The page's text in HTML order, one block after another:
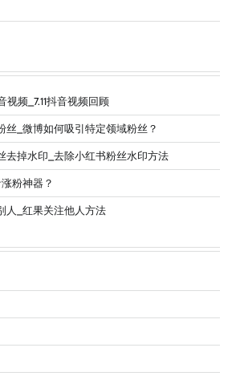
视频_7.11抖音视频回顾
丝_微博如何吸引特定领域粉丝？
去掉水印_去除小红书粉丝水印方法
粉神器？
人_红果关注他人方法